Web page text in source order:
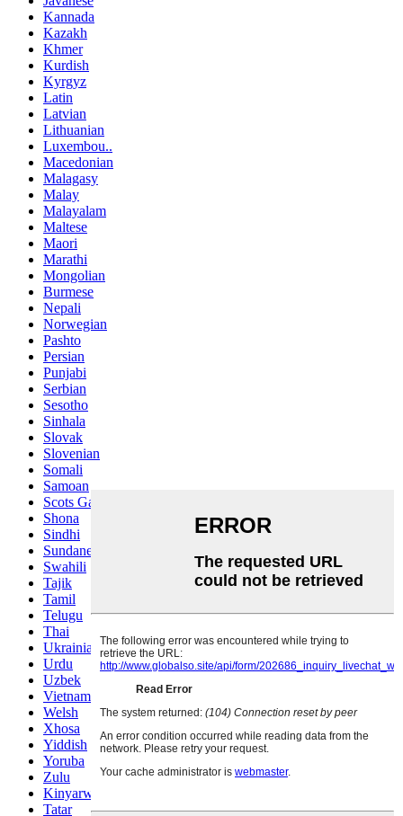
Kannada
Kazakh
Khmer
Kurdish
Kyrgyz
Latin
Latvian
Lithuanian
Luxembou..
Macedonian
Malagasy
Malay
Malayalam
Maltese
Maori
Marathi
Mongolian
Burmese
Nepali
Norwegian
Pashto
Persian
Punjabi
Serbian
Sesotho
Sinhala
Slovak
Slovenian
Somali
Samoan
Scots Gaelic
Shona
Sindhi
Sundanese
Swahili
Tajik
Tamil
Telugu
Thai
Ukrainian
Urdu
Uzbek
Vietnamese
Welsh
Xhosa
Yiddish
Yoruba
Zulu
Kinyarwanda
Tatar